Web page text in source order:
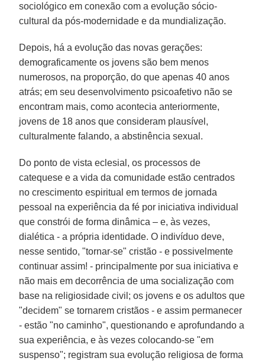
sociológico em conexão com a evolução sócio-
cultural da pós-modernidade e da mundialização.
Depois, há a evolução das novas gerações:
demograficamente os jovens são bem menos
numerosos, na proporção, do que apenas 40 anos
atrás; em seu desenvolvimento psicoafetivo não se
encontram mais, como acontecia anteriormente,
jovens de 18 anos que consideram plausível,
culturalmente falando, a abstinência sexual.
Do ponto de vista eclesial, os processos de
catequese e a vida da comunidade estão centrados
no crescimento espiritual em termos de jornada
pessoal na experiência da fé por iniciativa individual
que constrói de forma dinâmica – e, às vezes,
dialética - a própria identidade. O indivíduo deve,
nesse sentido, "tornar-se" cristão - e possivelmente
continuar assim! - principalmente por sua iniciativa e
não mais em decorrência de uma socialização com
base na religiosidade civil; os jovens e os adultos que
"decidem" se tornarem cristãos - e assim permanecer
- estão "no caminho", questionando e aprofundando a
sua experiência, e às vezes colocando-se "em
suspenso"; registram sua evolução religiosa de forma